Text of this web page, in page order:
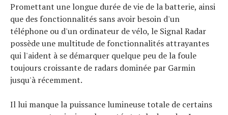
Promettant une longue durée de vie de la batterie, ainsi
que des fonctionnalités sans avoir besoin d'un
téléphone ou d'un ordinateur de vélo, le Signal Radar
possède une multitude de fonctionnalités attrayantes
qui l'aident à se démarquer quelque peu de la foule
toujours croissante de radars dominée par Garmin
jusqu'à récemment.
Il lui manque la puissance lumineuse totale de certains